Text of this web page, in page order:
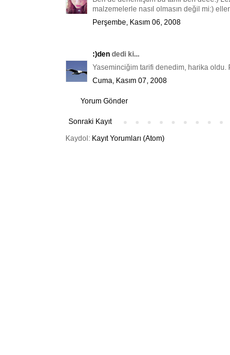
malzemelerle nasıl olmasın değil mi:)
Perşembe, Kasım 06, 2008
:)den dedi ki...
Yaseminciğim tarifi denedim, harika oldu.
Cuma, Kasım 07, 2008
Yorum Gönder
Sonraki Kayıt
Kaydol: Kayıt Yorumları (Atom)